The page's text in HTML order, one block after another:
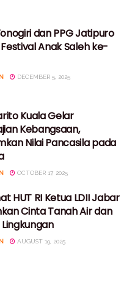
dan PPG Jatipuro
Anak Saleh ke-
DECEMBER 5, 2025
Kuala Gelar
Kebangsaan,
Nilai Pancasila pada
OCTOBER 17, 2025
HUT RI Ketua LDII Jabar
Cinta Tanah Air dan
Lingkungan
AUGUST 19, 2025